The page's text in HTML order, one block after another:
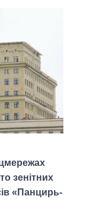
зенітних
«Панцирь-